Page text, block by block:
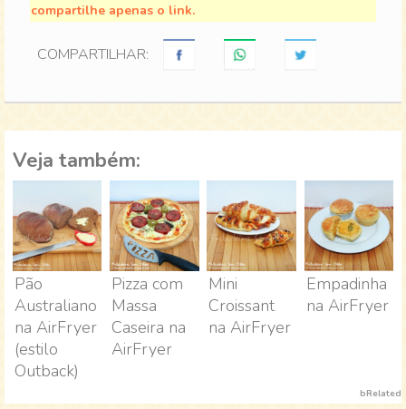
compartilhe apenas o link.
COMPARTILHAR:
Veja também:
Pão
Australiano
na AirFryer
(estilo
Outback)
Pizza com
Massa
Caseira na
AirFryer
Mini
Croissant
na AirFryer
Empadinha
na AirFryer
bRelated